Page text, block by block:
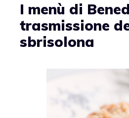
I menù di
trasmissione
sbrisolona